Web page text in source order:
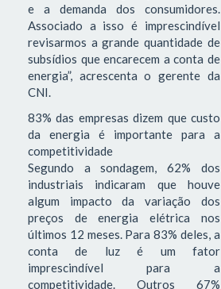
e a demanda dos consumidores.
Associado a isso é imprescindível
revisarmos a grande quantidade de
subsídios que encarecem a conta de
energia”, acrescenta o gerente da
CNI.
83% das empresas dizem que custo
da energia é importante para a
competitividade
Segundo a sondagem, 62% dos
industriais indicaram que houve
algum impacto da variação dos
preços de energia elétrica nos
últimos 12 meses. Para 83% deles, a
conta de luz é um fator
imprescindível para a
competitividade. Outros 67%